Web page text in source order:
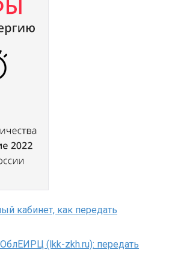
кабинет, как передать
(lkk-zkh.ru): передать